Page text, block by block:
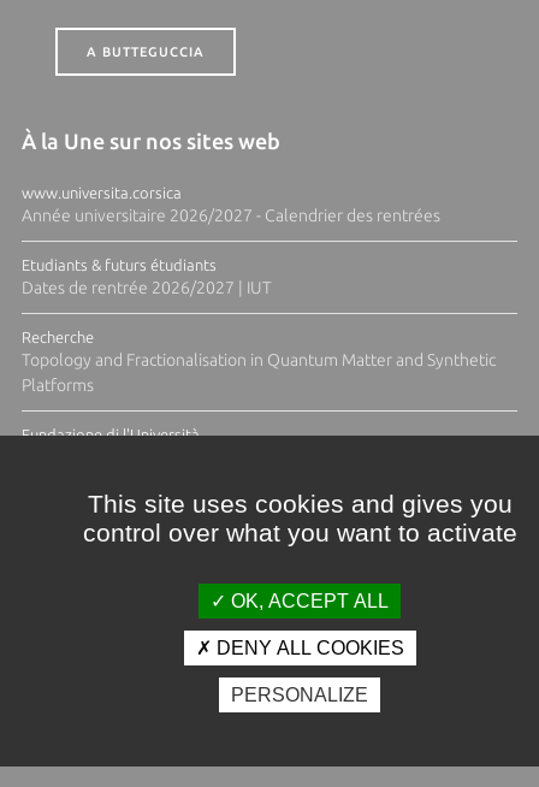
A BUTTEGUCCIA
À la Une sur nos sites web
www.universita.corsica
Année universitaire 2026/2027 - Calendrier des rentrées
Etudiants & futurs étudiants
Dates de rentrée 2026/2027 | IUT
Recherche
Topology and Fractionalisation in Quantum Matter and Synthetic
Platforms
Fundazione di l'Università
Crédits et mentions légales
Espace presse
Photothèque
This site uses cookies and gives you
control over what you want to activate
OK, ACCEPT ALL
DENY ALL COOKIES
PERSONALIZE